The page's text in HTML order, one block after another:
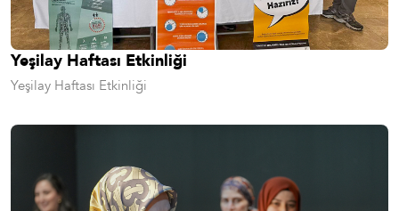
Yeşilay Haftası Etkinliği
Yeşilay Haftası Etkinliği